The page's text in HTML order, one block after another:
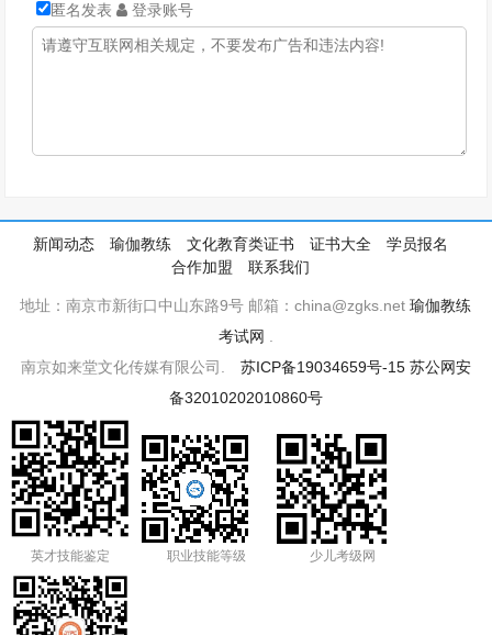
匿名发表 登录账号
新闻动态 瑜伽教练 文化教育类证书 证书大全
学员报名
合作加盟
联系我们
地址：南京市新街口中山东路9号 邮箱：china@zgks.net瑜伽教练
考试网
南京如来堂文化传媒有限公司. 苏ICP备19034659号-15 苏公网安
备32010202010860号
英才技能鉴定 职业技能等级 少儿考级网